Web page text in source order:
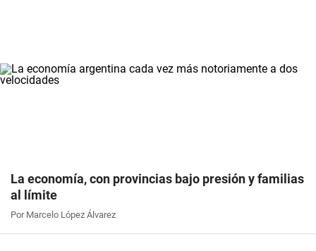
La economía, con provincias bajo presión y familias
al límite
Por Marcelo López Álvarez